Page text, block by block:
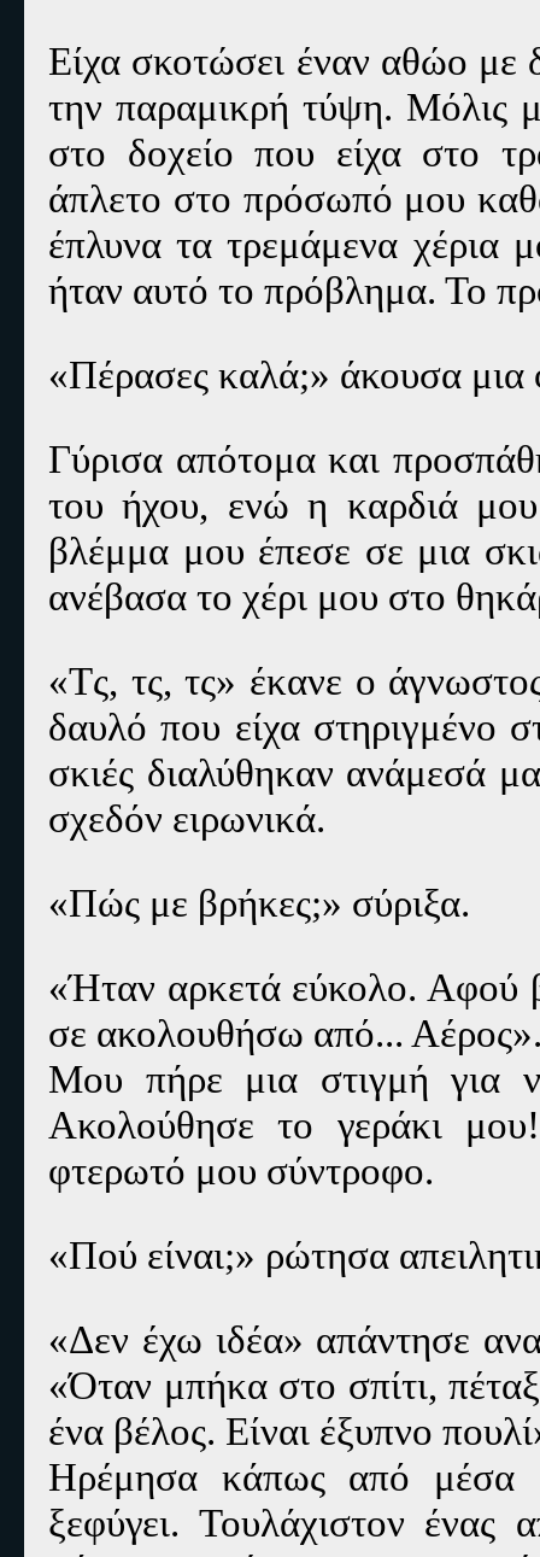
Είχα σκοτώσει έναν αθώο με
την παραμικρή τύψη. Μόλις
στο δοχείο που είχα στο
άπλετο στο πρόσωπό μου
έπλυνα τα τρεμάμενα χέρια
ήταν αυτό το πρόβλημα. Το
«Πέρασες καλά;» άκουσα
Γύρισα απότομα και
του ήχου, ενώ η καρδιά
βλέμμα μου έπεσε σε μια
ανέβασα το χέρι μου στο
«Τς, τς, τς» έκανε ο
δαυλό που είχα στηριγμένο
σκιές διαλύθηκαν ανάμεσά
σχεδόν ειρωνικά.
«Πώς με βρήκες;» σύριξα.
«Ήταν αρκετά εύκολο. Αφού
σε ακολουθήσω από...
Μου πήρε μια στιγμή για
Ακολούθησε το γεράκι
φτερωτό μου σύντροφο.
«Πού είναι;» ρώτησα
«Δεν έχω ιδέα» απάντησε
«Όταν μπήκα στο σπίτι,
ένα βέλος. Είναι έξυπνο
Ηρέμησα κάπως από μέσα
ξεφύγει. Τουλάχιστον